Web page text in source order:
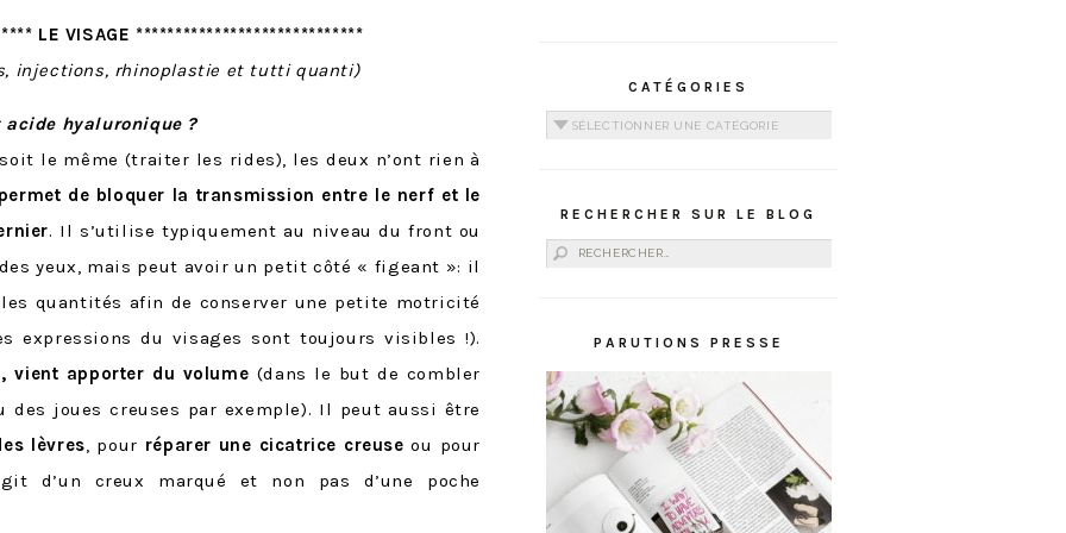
LE VISAGE *****************************
injections, rhinoplastie et tutti quanti)
hyaluronique ?
le même (traiter les rides), les deux n’ont rien à
de bloquer la transmission entre le nerf et le
. Il s’utilise typiquement au niveau du front ou
yeux, mais peut avoir un petit côté « figeant »: il
quantités afin de conserver une petite motricité
expressions du visages sont toujours visibles !).
vient apporter du volume (dans le but de combler
des joues creuses par exemple). Il peut aussi être
lèvres , pour réparer une cicatrice creuseou pour
d’un creux marqué et non pas d’une poche
CATÉGORIES
Catégories
RECHERCHER SUR LE BLOG
Rechercher :
PARUTIONS PRESSE